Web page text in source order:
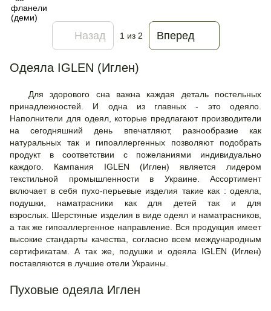
Назад 1из 2 Вперед
Одеяла IGLEN (Иглен)
Для здорового сна важна каждая деталь постельных
принадлежностей. И одна из главных - это одеяло.
Наполнители для одеял, которые предлагают производители
на сегодняшний день впечатляют, разнообразие как
натуральных так и гипоаллергенных позволяют подобрать
продукт в соответствии с пожеланиями индивидуально
каждого. Кампания IGLEN (Иглен) является лидером
текстильной промышленности в Украине. Ассортимент
включает в себя пухо-перьевые изделия такие как : одеяла,
подушки, наматрасники как для детей так и для
взрослых. Шерстяные изделия в виде одеял и наматрасников,
а так же гипоаллергенное направление. Вся продукция имеет
высокие стандарты качества, согласно всем международным
сертификатам. А так же, подушки и одеяла IGLEN (Иглен)
поставляются в лучшие отели Украины.
Пуховые одеяла Иглен